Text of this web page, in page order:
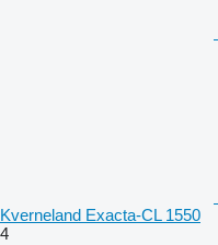
Kverneland Exacta-CL 1550
4